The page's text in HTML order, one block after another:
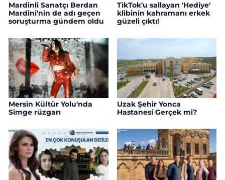
Mardinli Sanatçı Berdan
Mardini'nin de adı geçen
soruşturma gündem oldu
TikTok'u sallayan 'Hediye'
klibinin kahramanı erkek
güzeli çıktı!
Mersin Kültür Yolu'nda
Simge rüzgarı
Uzak Şehir Yonca
Hastanesi Gerçek mi?